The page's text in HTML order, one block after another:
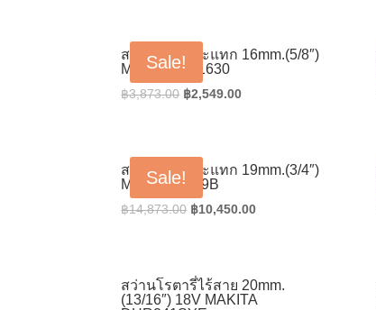
Sale!
สว่านเจาะกระแทก 16mm.(5/8″)
MAKITA HP1630
฿3,873.00 Original
฿3,873.00.
฿2,549.00Current
Sale!
สว่านเจาะกระแทก 19mm.(3/4″)
MAKITA 8419B
฿14,873.00 Original
฿10,450.00Current
สว่านโรตารี่ไร้สาย 20mm.
(13/16″) 18V MAKITA